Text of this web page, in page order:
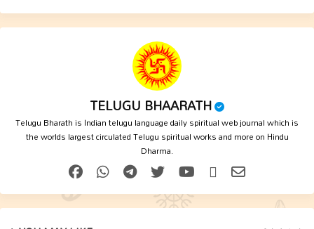
TELUGU BHAARATH
Telugu Bharath is Indian telugu language daily spiritual web journal which is
the worlds largest circulated Telugu spiritual works and more on Hindu
Dharma.